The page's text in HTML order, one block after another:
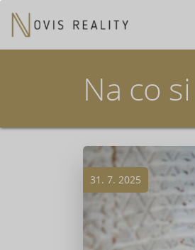
Na co
31. 7. 2025